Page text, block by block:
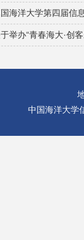
海洋大学第四届信
举办“青春海大·创
中国海洋大学